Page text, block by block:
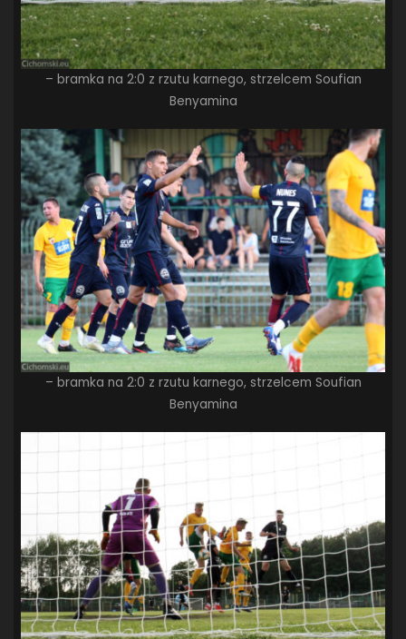
– bramka na 2:0 z rzutu karnego, strzelcem Soufian
Benyamina
– bramka na 2:0 z rzutu karnego, strzelcem Soufian
Benyamina